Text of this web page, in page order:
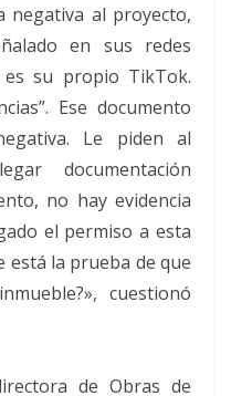
negativa al proyecto,
en sus redes
es su propio TikTok.
Ese documento
Le piden al
documentación
no hay evidencia
el permiso a esta
está la prueba de que
cuestionó
de Obras de